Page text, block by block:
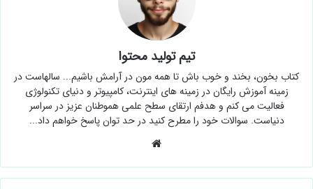
تیم تولید محتوا
کتاب بخون، بخند و خوب باش تا همه مون در آرامش باشیم... سالهاست در
زمینه آموزش رایگان در زمینه های اینترنت، کامپیوتر و دنیای تکنولوژی
فعالیت می کنم و هدفم ارتقای سطح علمی هموطنان عزیز در سراسر
دنیاست. سوالات خود را مطرح کنید در حد توان پاسخ خواهم داد...